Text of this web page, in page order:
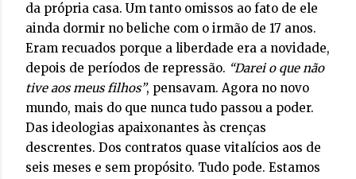
da própria casa. Um tanto omissos ao fato de ele
ainda dormir no beliche com o irmão de 17 anos.
Eram recuados porque a liberdade era a novidade,
depois de períodos de repressão. “Darei o que não
tive aos meus filhos”, pensavam. Agora no novo
mundo, mais do que nunca tudo passou a poder.
Das ideologias apaixonantes às crenças
descrentes. Dos contratos quase vitalícios aos de
seis meses e sem propósito. Tudo pode. Estamos